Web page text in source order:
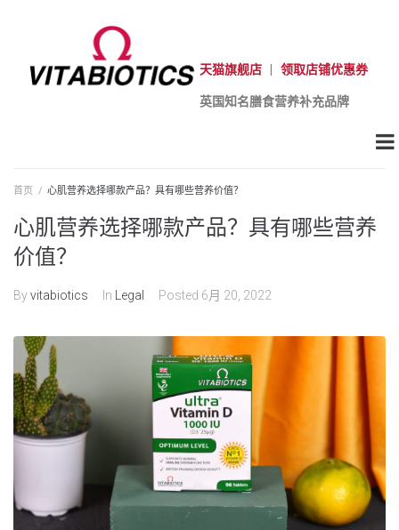
天猫旗舰店 领取店铺优惠券
英国知名膳食营养补充品牌
首页 / 心肌营养选择哪款产品？具有哪些营养价值？
心肌营养选择哪款产品？具有哪些营养
价值？
Byvitabiotics In Legal Posted 6月 20, 2022